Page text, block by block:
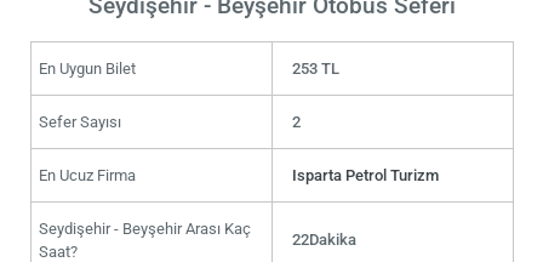
En Uygun Bilet 253 TL
Sefer Sayısı 2
En Ucuz Firma Isparta Petrol Turizm
Seydişehir - Beyşehir Arası Kaç
Saat?
22Dakika